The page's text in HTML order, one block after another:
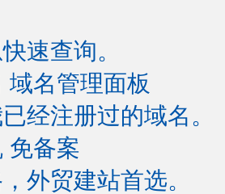
速查询。
域名管理面板
经注册过的域名。
免备案
外贸建站首选。